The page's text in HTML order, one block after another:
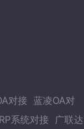
对接 蓝凌OA对
系统对接 广联达